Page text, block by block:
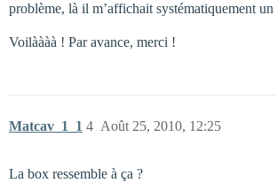
problème, là il m’affichait systématiquement
Voilàààà ! Par avance, merci !
Matcav_1_1 Août 25, 2010, 12:25
4
La box ressemble à ça ?